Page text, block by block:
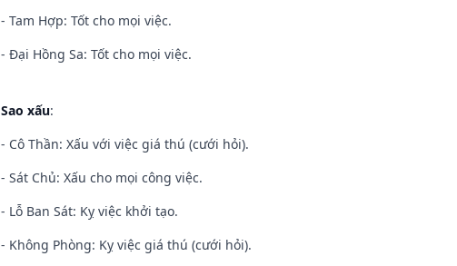
- Tam Hợp: Tốt cho mọi việc.
- Đại Hồng Sa: Tốt cho mọi việc.
Sao xấu:
- Cô Thần: Xấu với việc giá thú (cưới hỏi).
- Sát Chủ: Xấu cho mọi công việc.
- Lỗ Ban Sát: Kỵ việc khởi tạo.
- Không Phòng: Kỵ việc giá thú (cưới hỏi).